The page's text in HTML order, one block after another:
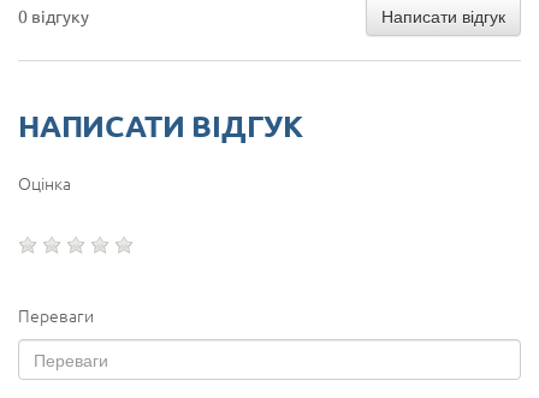
0 відгуку Написати відгук
НАПИСАТИ ВІДГУК
Оцінка
Переваги